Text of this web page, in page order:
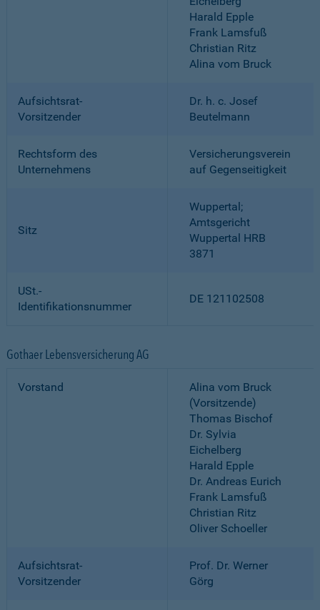
Harald Epple
Frank Lamsfuß
Christian Ritz
Alina vom Bruck
Aufsichtsrat-
Vorsitzender
Dr. h. c. Josef
Beutelmann
Rechtsform des
Unternehmens
Versicherungsverein
auf Gegenseitigkeit
Sitz
Wuppertal;
Amtsgericht
Wuppertal HRB
3871
USt.-
Identifikationsnummer
DE 121102508
Gothaer Lebensversicherung AG
Vorstand
Alina vom Bruck
(Vorsitzende)
Thomas Bischof
Dr. Sylvia
Eichelberg
Harald Epple
Dr. Andreas Eurich
Frank Lamsfuß
Christian Ritz
Oliver Schoeller
Aufsichtsrat-
Vorsitzender
Prof. Dr. Werner
Görg